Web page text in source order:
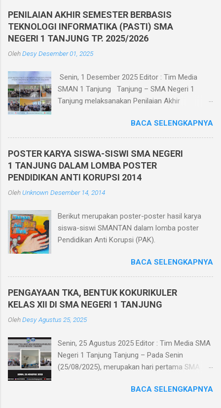
n
g
K
o
e
t
a
r
PENILAIAN AKHIR SEMESTER BERBASIS
TEKNOLOGI INFORMATIKA (PASTI) SMA
NEGERI 1 TANJUNG TP. 2025/2026
OlehDesy Desember 01, 2025
Senin, 1 Desember 2025 Editor : Tim Media
SMAN 1 Tanjung Tanjung – SMA Negeri 1
Tanjung melaksanakan Penilaian Akhir
teknologi informatika pada tanggal 1 - 6
Desember 2025. Penilaian Akhir Semester
Berbasis Teknologi Informatika ini diikuti oleh
seluruh siswa kelas X, XI, dan XII di kelasnya
masing-masing yang berjumlah 30 ruang.
Teknologi Informatika ini dilaksanakan dalam
peserta ujian menggunakan HP. Dan bagi siswa
yang tidak memiliki HP sekolah memfasilitasi
dengan menggunakan komputer di ruang
Penilaian Akhir Semester berbasis teknologi
informatika memiliki beberapa keunggulan
diantaranya efisiensi biaya karena menghemat
kertas, tidak perlu mencetak/menggandakan
dikarenakan soal diacak saat ujian, me...
BACA SELENGKAPNYA
POSTER KARYA SISWA-SISWI SMA NEGERI
1 TANJUNG DALAM LOMBA POSTER
PENDIDIKAN ANTI KORUPSI 2014
OlehUnknown Desember 14, 2014
Berikut merupakan poster-poster hasil karya
siswa-siswi SMANTAN dalam lomba poster
Pendidikan Anti Korupsi (PAK).
BACA SELENGKAPNYA
PENGAYAAN TKA, BENTUK KOKURIKULER
KELAS XII DI SMA NEGERI 1 TANJUNG
OlehDesy Agustus 25, 2025
Senin, 25 Agustus 2025 Editor : Tim Media SMA
Negeri 1 Tanjung Tanjung – Pada Senin
(25/08/2025), merupakan hari pertama SMA
pengayaan Tes Kemampuan Akademik (TKA)
BACA SELENGKAPNYA